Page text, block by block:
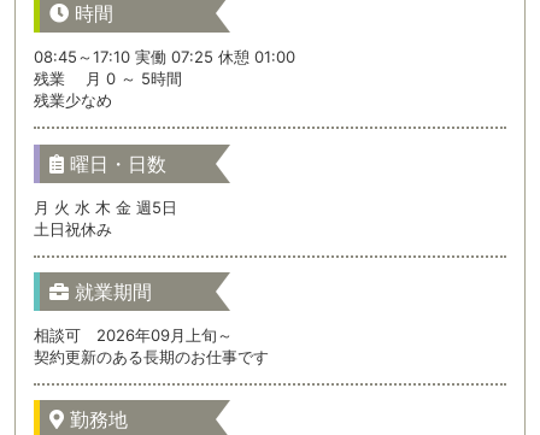
時間
08:45～17:10 実働 07:25 休憩 01:00
残業 月 0 ～ 5時間
残業少なめ
曜日・日数
月 火 水 木 金 週5日
土日祝休み
就業期間
相談可 2026年09月上旬～
契約更新のある長期のお仕事です
勤務地